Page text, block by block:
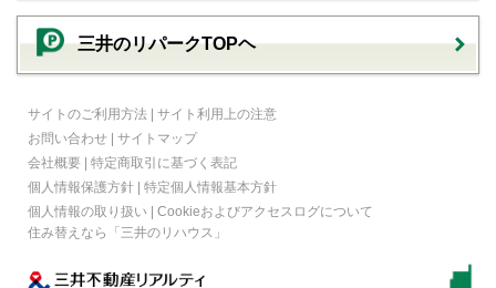
三井のリパークTOPヘ
サイトのご利用方法 | サイト利用上の注意
お問い合わせ | サイトマップ
会社概要 | 特定商取引に基づく表記
個人情報保護方針 | 特定個人情報基本方針
個人情報の取り扱い | Cookieおよびアクセスログについて
住み替えなら
「三井のリハウス」